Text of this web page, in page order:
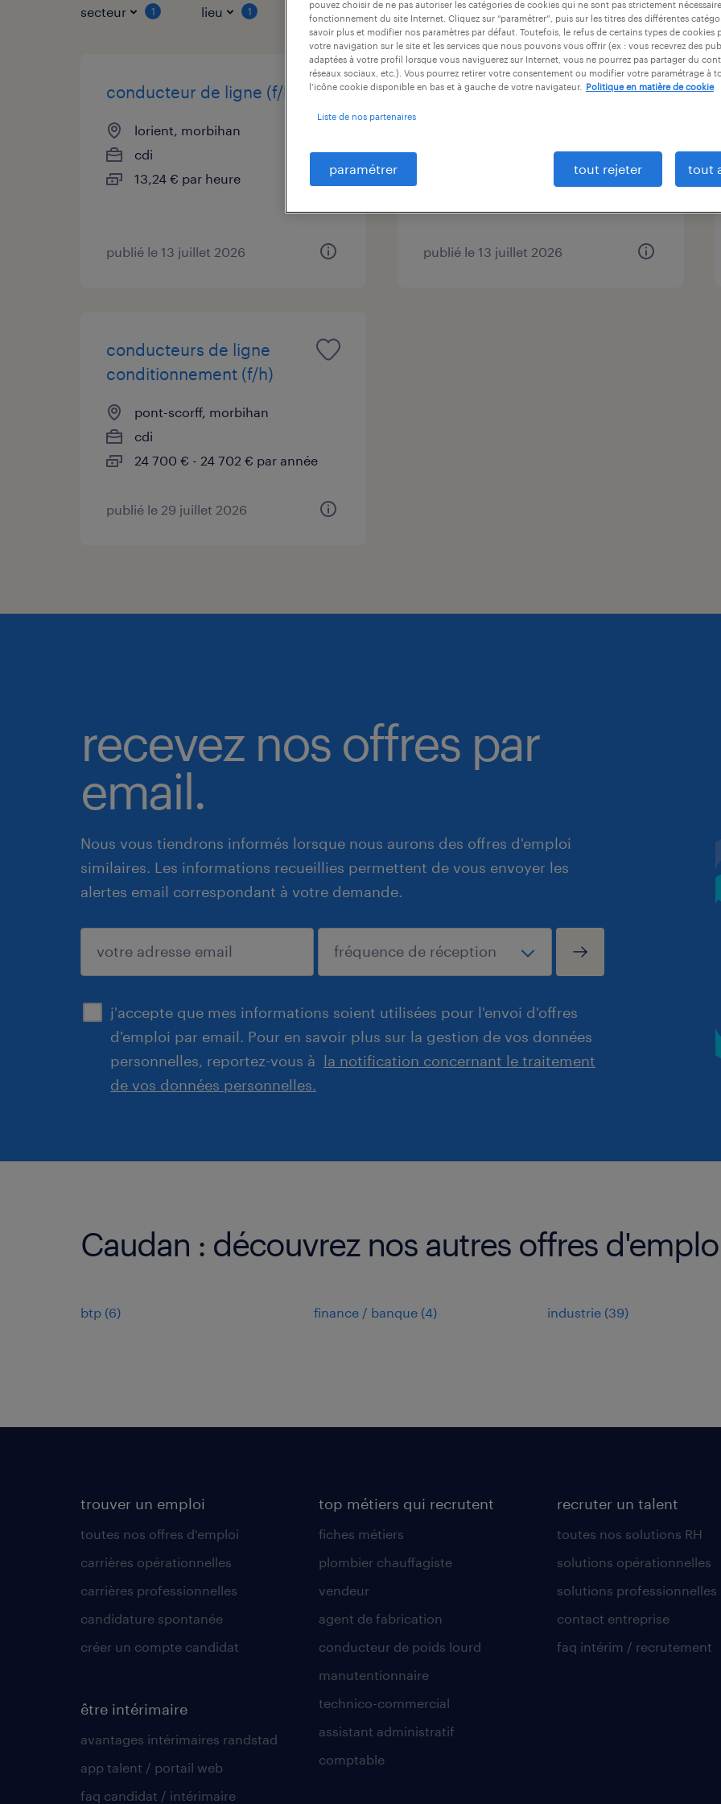
secteur 1 lieu 1 type de contrat durée du contrat niveau d'expérience
conducteur de ligne (f/h)
lorient, morbihan
cdi
13,24 € par heure
publié le 13 juillet 2026
approvisionneur (f/h)
publié le 13 juillet 2026
conducteurs de ligne
conditionnement (f/h)
pont-scorff, morbihan
cdi
24 700 € - 24 702 € par année
publié le 29 juillet 2026
recevez nos offres par
email.
Nous vous tiendrons informés lorsque nous aurons des offres d'emploi
similaires. Les informations recueillies permettent de vous envoyer les
alertes email correspondant à votre demande.
j'accepte que mes informations soient utilisées pour l'envoi d'offres
d'emploi par email. Pour en savoir plus sur la gestion de vos données
personnelles, reportez-vous à la notification concernant le traitement
de vos données personnelles.
enregistrer
Caudan : découvrez nos autres offres
btp (6) finance / banque (4) industrie (39)
trouver un emploi
toutes nos offres d'emploi
carrières opérationnelles
carrières professionnelles
candidature spontanée
créer un compte candidat
être intérimaire
avantages intérimaires randstad
app talent / portail web
faq candidat / intérimaire
top métiers qui recrutent
fiches métiers
plombier chauffagiste
vendeur
agent de fabrication
conducteur de poids lourd
manutentionnaire
technico-commercial
assistant administratif
comptable
recruter un talent
toutes nos solutions RH
solutions opérationnelles
solutions professionnelles
contact entreprise
faq intérim / recrutement
pouvez choisir de ne pas autoriser les catégories de cookies qui ne sont pas strictement
fonctionnement du site Internet. Cliquez sur “paramétrer”, puis sur les titres des différentes
savoir plus et modifier nos paramètres par défaut. Toutefois, le refus de certains types de cookies
votre navigation sur le site et les services que nous pouvons vous offrir (ex : vous recevrez des
adaptées à votre profil lorsque vous naviguerez sur Internet, vous ne pourrez pas partager du
réseaux sociaux, etc.). Vous pourrez retirer votre consentement ou modifier votre paramétrage à
l’icône cookie disponible en bas et à gauche de votre navigateur.
Politique en matière de cookie
Liste de nos partenaires
paramétrer tout rejeter tout